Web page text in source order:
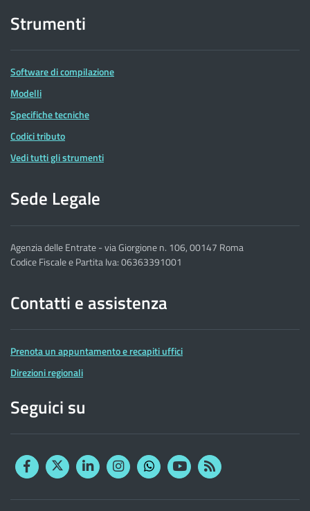
Strumenti
Software di compilazione
Modelli
Specifiche tecniche
Codici tributo
Vedi tutti gli strumenti
Sede Legale
Agenzia delle Entrate - via Giorgione n. 106, 00147 Roma
Codice Fiscale e Partita Iva: 06363391001
Contatti e assistenza
Prenota un appuntamento e recapiti uffici
Direzioni regionali
Seguici su
FacebookTwitterLinkedinInstagram
YouTubeRSS